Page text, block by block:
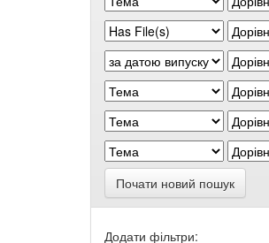
Почати новий пошук
Додати фільтри: